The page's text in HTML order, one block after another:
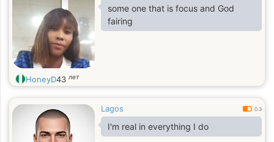
some one that is focus and God
fairing
HoneyD43 лет
Lagos 0.3
I'm real in everything I do